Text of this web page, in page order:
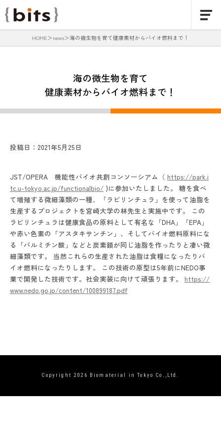
HOME news 海の微生物を育て健康素材からバイオ燃料まで！
海の微生物を育て
健康素材からバイオ燃料まで！
投稿日：2021年5月25日
JST/OPERA 機能性バイオ共創コンソーシアム（ https://park.i
tc.u-tokyo.ac.jp/functionalbio/ )に参加いたしました。 糖を食べ
て増殖する微細藻類の一種、「ラビリンチュラ」を使って油脂を
生産するプロジェクトを宮崎大学の林先生と実施中です。 この
ラビリンチュラは健康食品の原料として有名な「DHA」「EPA」
や赤い色素の「アスタキサンチン」、そしてバイオ燃料原料にな
る「パルミチン酸」などと炭素鎖が同じ油脂を作ったりと凄い微
細藻類です。 当然これらの生産された油脂は食糧になったりバ
イオ燃料になったりします。 この技術の原型は5年前にNEDO事
業で開発した技術です。社会実装に向けて頑張ります。 https://
www.nedo.go.jp/content/100899187.pdf
Copyright 2026 Biomaterial in Tokyo Co.,Ltd.